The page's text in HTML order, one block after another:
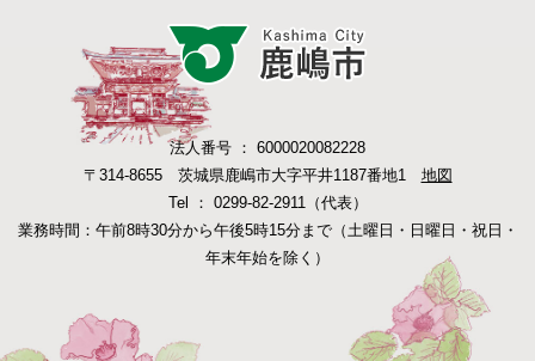
法人番号 ： 6000020082228
〒314-8655 茨城県鹿嶋市大字平井1187番地1 地図
Tel ： 0299-82-2911（代表）
業務時間：午前8時30分から午後5時15分まで（土曜日・日曜日・祝日・
年末年始を除く）